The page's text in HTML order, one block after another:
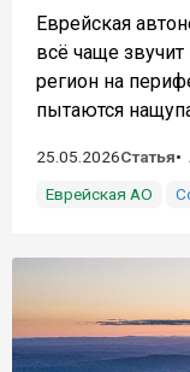
Еврейская
всё чаще
регион на
пытаются
25.05.2026Статья
Еврейская АО